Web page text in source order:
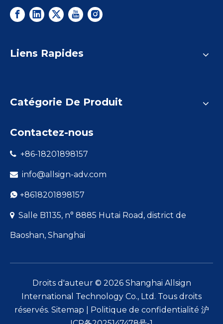
Liens Rapides
Catégorie De Produit
Contactez-nous
 +86-18201898157
 info@allsign-adv.com
 +8618201898157
 Salle B1135, n° 8885 Hutai Road, district de
Baoshan, Shanghai
Droits d'auteur © 2026Shanghai Allsign
International Technology Co., Ltd. Tous droits
réservés. Sitemap Politique de confidentialité 沪